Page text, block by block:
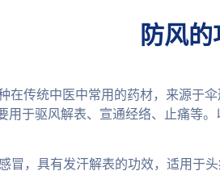
防风
在传统中医中常用的药材，来源于
于驱风解表、宣通经络、止痛等。
冒，具有发汗解表的功效，适用于